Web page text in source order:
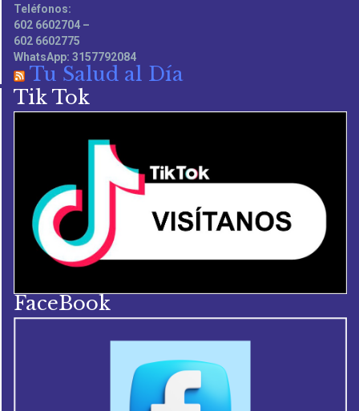
Teléfonos:
602 6602704 –
602 6602775
WhatsApp: 3157792084
Tu Salud al Día
Tik Tok
FaceBook